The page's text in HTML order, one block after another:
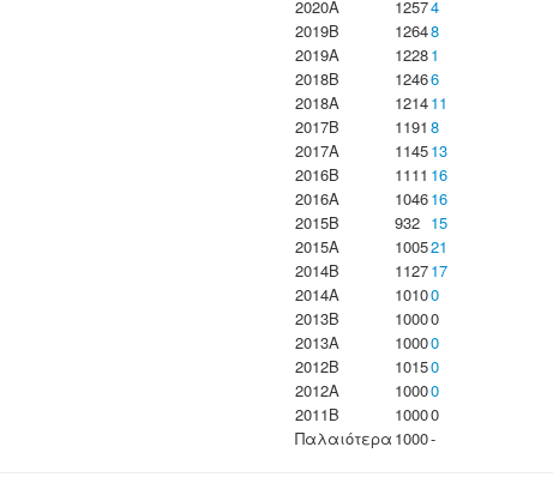
2020A
12574
2019B
12648
2019A
12281
2018B
12466
2018A
121411
2017B
1191 8
2017A
114513
2016B
1111 16
2016A
104616
2015B
932 15
2015A
100521
2014B
112717
2014A
10100
2013B
10000
2013A
10000
2012B
10150
2012A
10000
2011B
10000
Παλαιότερα 1000-